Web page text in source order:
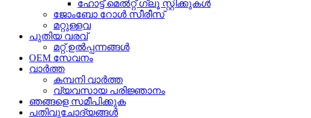
ഹോട്ട് മെൽറ്റ് ഗ്ലൂ സ്റ്റിക്കുകൾ
ജോംബോ റോൾ സീരീസ്
മറ്റുള്ളവ
പുതിയ വരവ്
മറ്റ് ഉൽപ്പന്നങ്ങൾ
OEM സേവനം
വാർത്ത
കമ്പനി വാർത്ത
വ്യവസായ പരിജ്ഞാനം
ഞങ്ങളെ സമീപിക്കുക
പതിവുചോദ്യങ്ങൾ